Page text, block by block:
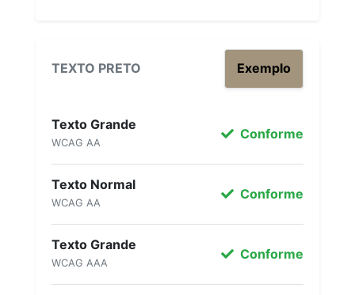
TEXTO PRETO Exemplo
Texto Grande
WCAG AA
Conforme
Texto Normal
WCAG AA
Conforme
Texto Grande
WCAG AAA
Conforme